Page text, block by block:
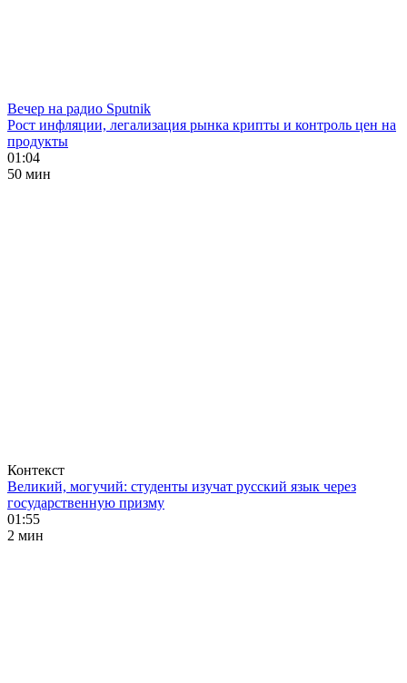
Вечер на радио Sputnik
Рост инфляции, легализация рынка крипты и контроль цен на
продукты
01:04
50 мин
Контекст
Великий, могучий: студенты изучат русский язык через
государственную призму
01:55
2 мин